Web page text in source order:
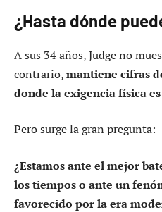
¿Hasta dónde
A sus 34 años, Judge no
contrario,mantiene cifras
donde la exigencia física
Pero surge la gran pregunta:
¿Estamos ante el mejor
los tiempos o ante un
favorecido por la era